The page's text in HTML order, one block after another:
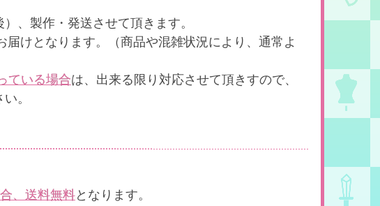
、製作・発送させて頂きます。
けとなります。（商品や混雑状況により、通常よ
ている場合は、出来る限り対応させて頂きすので、
。
、送料無料となります。